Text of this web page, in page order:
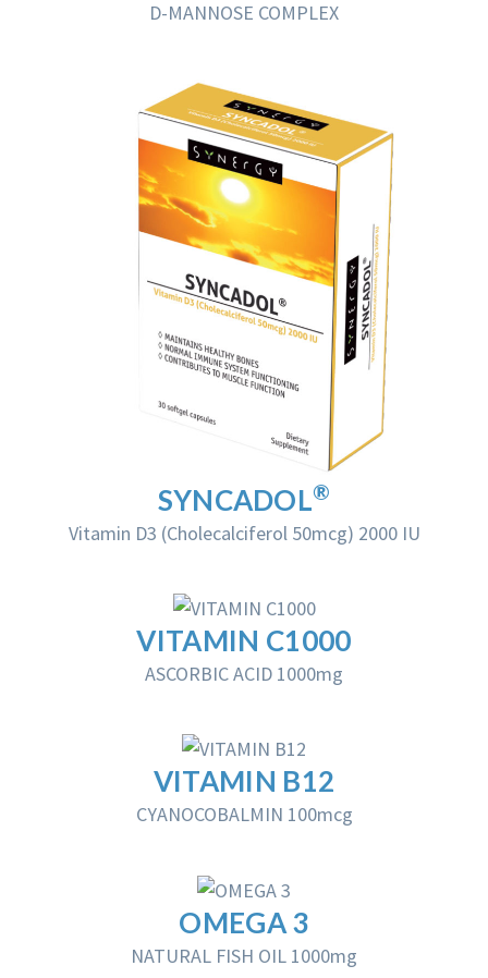
D-MANNOSE COMPLEX
SYNCADOL®
Vitamin D3 (Cholecalciferol 50mcg) 2000 IU
VITAMIN C1000
ASCORBIC ACID 1000mg
VITAMIN B12
CYANOCOBALMIN 100mcg
OMEGA 3
NATURAL FISH OIL 1000mg